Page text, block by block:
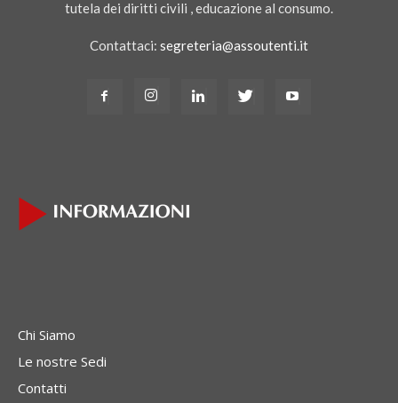
tutela dei diritti civili , educazione al consumo.
Contattaci: segreteria@assoutenti.it
Chi Siamo
Le nostre Sedi
Contatti